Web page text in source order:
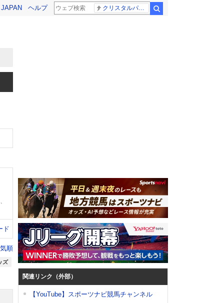
ヘルプ クリスタルパレス 冨安健洋
ド
順
ズ
関連リンク（外部）
【YouTube】スポーツナビ競馬チャンネル